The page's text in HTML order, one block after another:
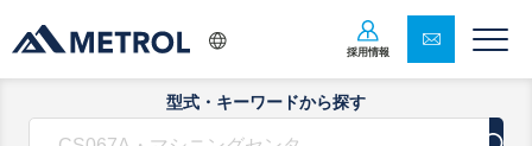
採用情報
型式・キーワードから探す